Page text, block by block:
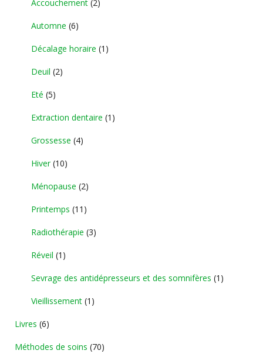
Accouchement (2)
Automne (6)
Décalage horaire (1)
Deuil (2)
Eté (5)
Extraction dentaire (1)
Grossesse (4)
Hiver(10)
Ménopause (2)
Printemps (11)
Radiothérapie (3)
Réveil (1)
Sevrage des antidépresseurs et des somnifères (1)
Vieillissement (1)
Livres (6)
Méthodes de soins (70)